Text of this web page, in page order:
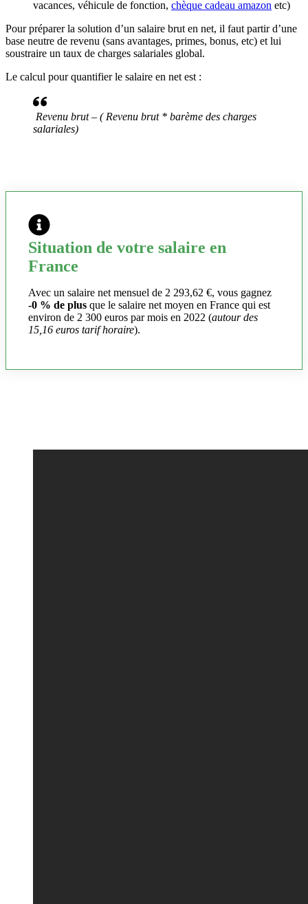
vacances, véhicule de fonction, chèque cadeau amazon etc)
Pour préparer la solution d’un salaire brut en net, il faut partir d’une
base neutre de revenu (sans avantages, primes, bonus, etc) et lui
soustraire un taux de charges salariales global.
Le calcul pour quantifier le salaire en net est :
Revenu brut – ( Revenu brut * barème des charges
salariales)
Situation de votre salaire en
France
Avec un salaire net mensuel de 2 293,62 €, vous gagnez
-0 % de plus que le salaire net moyen en France qui est
environ de 2 300 euros par mois en 2022 (autour des
15,16 euros tarif horaire).